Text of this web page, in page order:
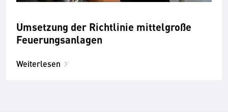
Umsetzung der Richtlinie mittelgroße
Feuerungsanlagen
Weiterlesen